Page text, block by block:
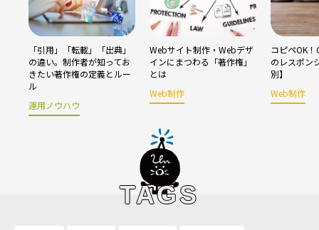
「引用」「転載」「出典」
の違い。制作者が知ってお
きたい著作権の定義とルー
ル
運用ノウハウ
Webサイト制作・Webデザ
インにまつわる「著作権」
とは
Web制作
コピペOK
のレスポン
別】
Web制作
TAGS